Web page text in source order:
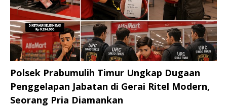
Polsek Prabumulih Timur Ungkap Dugaan
Penggelapan Jabatan di Gerai Ritel Modern,
Seorang Pria Diamankan